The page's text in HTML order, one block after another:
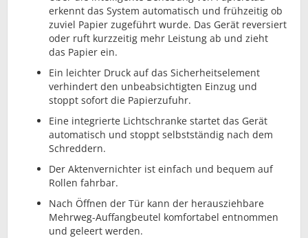
erkennt das System automatisch und frühzeitig ob
zuviel Papier zugeführt wurde. Das Gerät reversiert
oder ruft kurzzeitig mehr Leistung ab und zieht
das Papier ein.
Ein leichter Druck auf das Sicherheitselement
verhindert den unbeabsichtigten Einzug und
stoppt sofort die Papierzufuhr.
Eine integrierte Lichtschranke startet das Gerät
automatisch und stoppt selbstständig nach dem
Schreddern.
Der Aktenvernichter ist einfach und bequem auf
Rollen fahrbar.
Nach Öffnen der Tür kann der herausziehbare
Mehrweg-Auffangbeutel komfortabel entnommen
und geleert werden.